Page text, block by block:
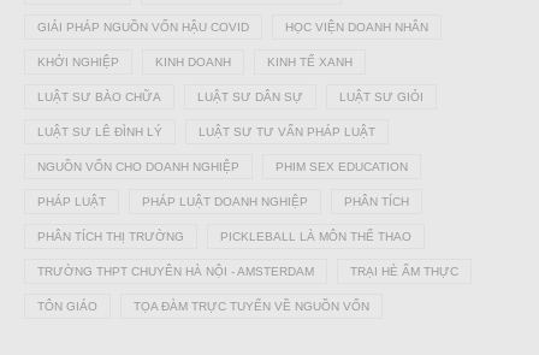
GIẢI PHÁP NGUỒN VỐN HẬU COVID HỌC VIỆN DOANH NHÂN
KHỞI NGHIỆP KINH DOANH KINH TẾ XANH
LUẬT SƯ BÀO CHỮA LUẬT SƯ DÂN SỰ LUẬT SƯ GIỎI
LUẬT SƯ LÊ ĐÌNH LÝ LUẬT SƯ TƯ VẤN PHÁP LUẬT
NGUỒN VỐN CHO DOANH NGHIỆP PHIM SEX EDUCATION
PHÁP LUẬT PHÁP LUẬT DOANH NGHIỆP PHÂN TÍCH
PHÂN TÍCH THỊ TRƯỜNG PICKLEBALL LÀ MÔN THỂ THAO
TRƯỜNG THPT CHUYÊN HÀ NỘI - AMSTERDAM TRẠI HÈ ẨM THỰC
TÔN GIÁO TỌA ĐÀM TRỰC TUYẾN VỀ NGUỒN VỐN